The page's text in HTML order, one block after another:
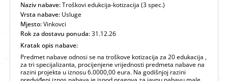
Naziv nabave:Troškovi edukcija-kotizacija (3 spec.)
Vrsta nabave: Usluge
Mjesto:Vinkovci
Rok za dostavu ponuda:31.12.26
Kratak opis nabave:
Predmet nabave odnosi se na troškove kotizacija za 20 edukacija ,
za tri specijalizanta, procijenjene vrijednosti predmeta nabave na
razini projekta u iznosu 6.0000,00 eura. Na godišnjoj razini